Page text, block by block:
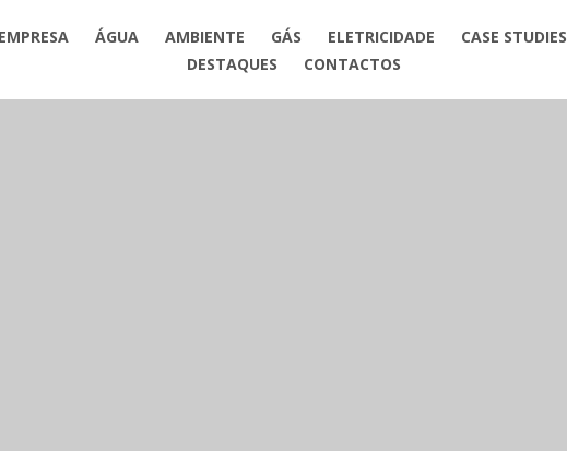
ÁGUA AMBIENTE GÁS ELETRICIDADE
CASE STUDIES
DESTAQUES
CONTACTOS